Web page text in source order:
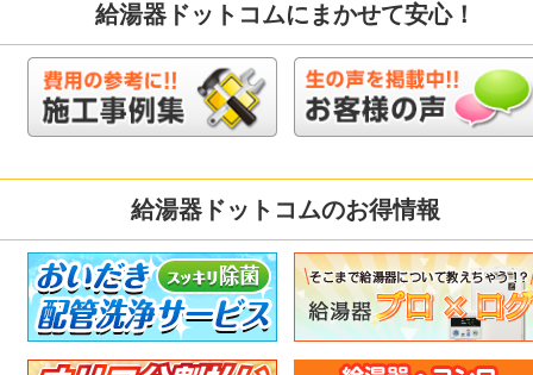
給湯器ドットコムにまかせて安心！
給湯器ドットコムのお得情報